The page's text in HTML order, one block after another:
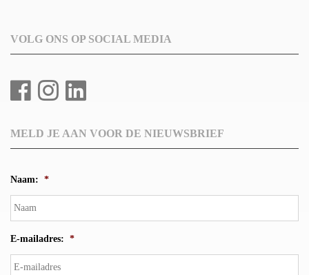
VOLG ONS OP SOCIAL MEDIA
MELD JE AAN VOOR DE NIEUWSBRIEF
Naam: *
E-mailadres: *